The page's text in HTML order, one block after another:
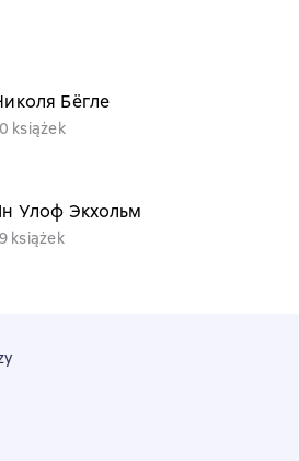
Бёгле
książek
Улоф Экхольм
książek